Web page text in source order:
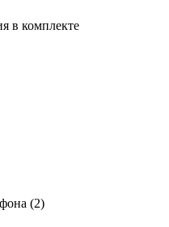
в комплекте
(2)